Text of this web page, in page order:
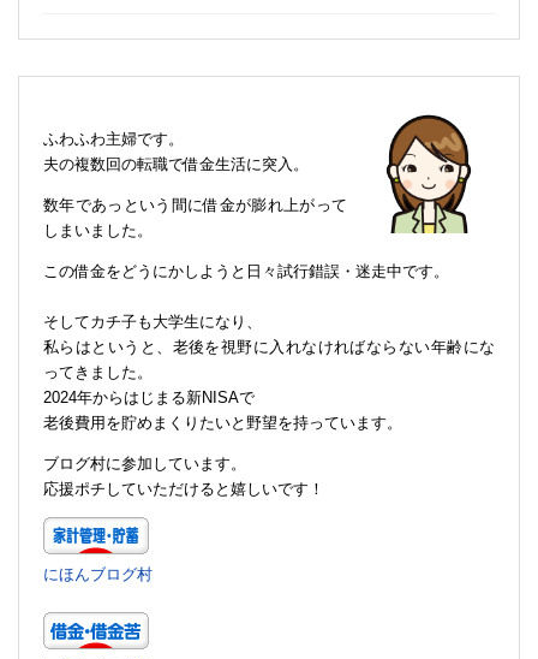
ふわふわ主婦です。
夫の複数回の転職で借金生活に突入。
数年であっという間に借金が膨れ上がって
しまいました。
この借金をどうにかしようと日々試行錯誤・迷走中です。
そしてカチ子も大学生になり、
私らはというと、老後を視野に入れなければならない年齢にな
ってきました。
2024年からはじまる新NISAで
老後費用を貯めまくりたいと野望を持っています。
ブログ村に参加しています。
応援ポチしていただけると嬉しいです！
にほんブログ村